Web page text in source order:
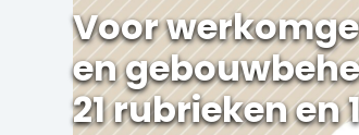
Voor
en
21 rubrieken en